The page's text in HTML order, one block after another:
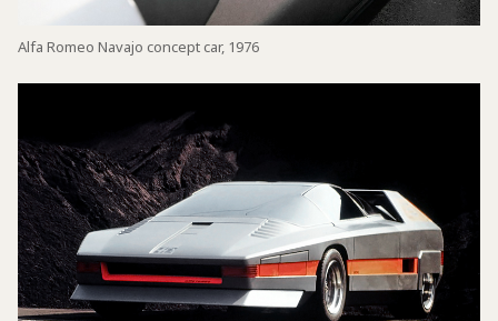
Alfa Romeo Navajo concept car, 1976